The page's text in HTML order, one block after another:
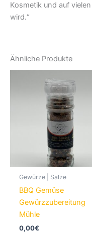
Kosmetik und auf
wird.“
Ähnliche Produkte
Gewürze | Salze
BBQ Gemüse
Gewürzzubereitung
Mühle
0,00€